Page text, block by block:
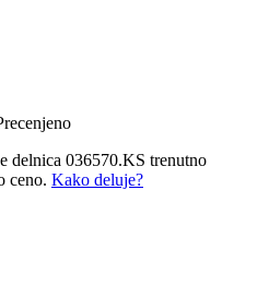
delnica 036570.KS trenutno
ceno. Kako deluje?